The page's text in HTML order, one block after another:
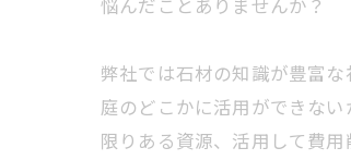
弊社では石材の知識が豊富な
庭のどこかに活用ができない
限りある資源、活用して費